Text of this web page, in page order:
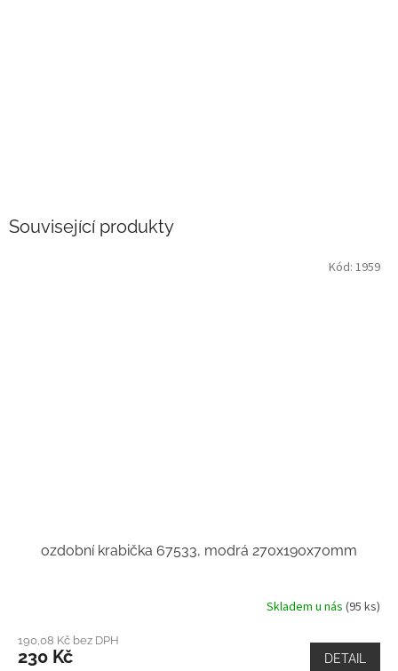
Související produkty
ozdobní krabička 67533, modrá 270x190x70mm
Skladem u nás (95 ks)
190,08 Kč bez DPH
230 Kč DETAIL
Kód: 1959